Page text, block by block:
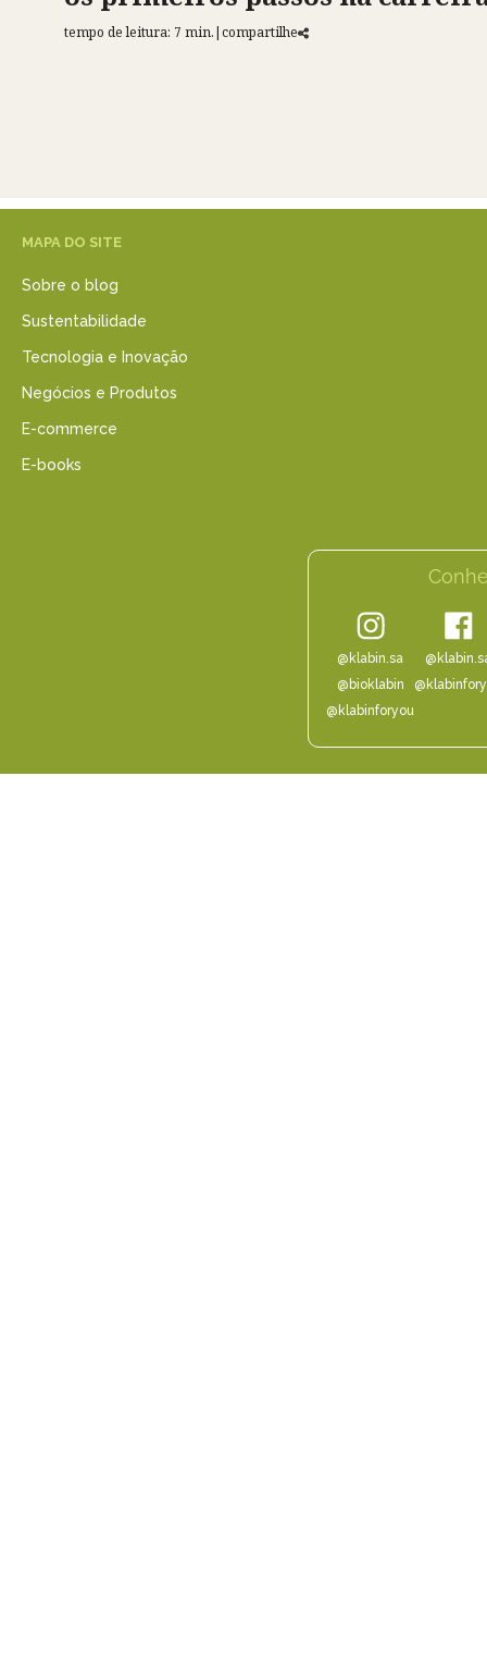
tempo de leitura: 7 min.|compartilhe
MAPA DO SITE
Sobre o blog
Sustentabilidade
Tecnologia e Inovação
Negócios e Produtos
E-commerce
E-books
@klabin.sa
@bioklabin
@klabinforyou